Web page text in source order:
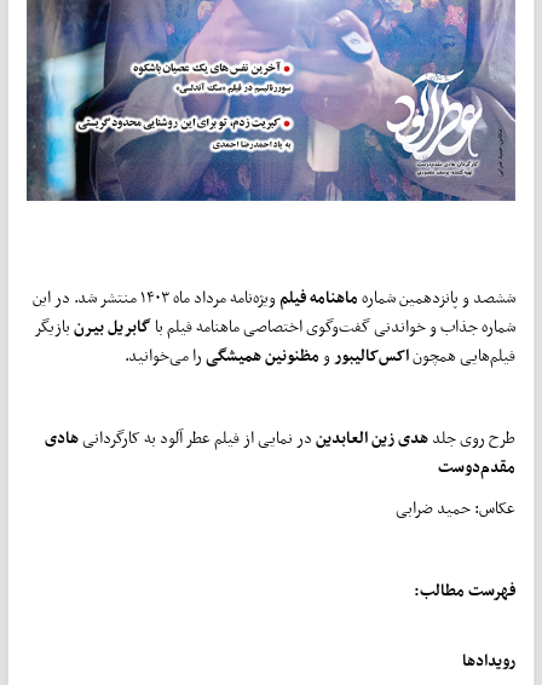
ششصد و پانزدهمین شمارهماهنامه فیلم
ویژه‌نامه مرداد ماه ۱۴۰۳ منتشر شد. در این
شماره جذاب و خواندنی گفت‌و‌گوی اختصاصی ماهنامه فیلم باگابریل بیرنبازیگر
فیلم‌هایی همچوناکس‌کالیبورومظنونین همیشگیرا می‌خوانید.
طرح روی جلدهدی زین العابدیندر نمایی از فیلم عطر آلود به کارگردانیهادی
مقدم‌دوست
عکاس: حمید ضرابی
فهرست مطالب:
رویدادها